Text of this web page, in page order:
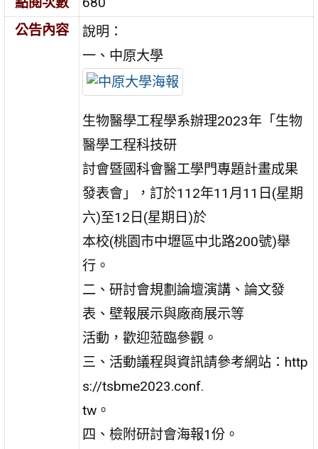
公告內容
說明：
一、中原大學
生物醫學工程學系辦理2023年「生物
醫學工程科技研
討會暨國科會醫工學門專題計畫成果
發表會」，訂於112年11月11日(星期
六)至12日(星期日)於
本校(桃園市中壢區中北路200號)舉
行。
二、研討會規劃論壇演講、論文發
表、壁報展示與廠商展示等
活動，歡迎蒞臨參觀。
三、活動議程與資訊請參考網站：http
s://tsbme2023.conf.
tw。
四、檢附研討會海報1份。